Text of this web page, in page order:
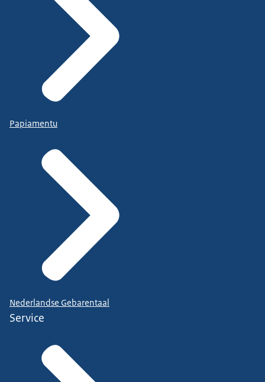
Papiamentu
Nederlandse Gebarentaal
Service